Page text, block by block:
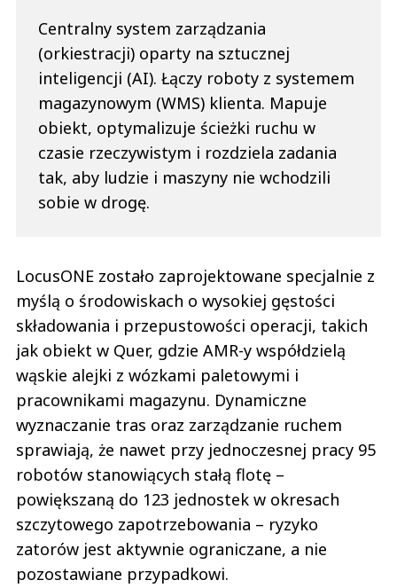
Centralny system zarządzania
(orkiestracji) oparty na sztucznej
inteligencji (AI). Łączy roboty z systemem
magazynowym (WMS) klienta. Mapuje
obiekt, optymalizuje ścieżki ruchu w
czasie rzeczywistym i rozdziela zadania
tak, aby ludzie i maszyny nie wchodzili
sobie w drogę.
LocusONE zostało zaprojektowane specjalnie z
myślą o środowiskach o wysokiej gęstości
składowania i przepustowości operacji, takich
jak obiekt w Quer, gdzie AMR-y współdzielą
wąskie alejki z wózkami paletowymi i
pracownikami magazynu. Dynamiczne
wyznaczanie tras oraz zarządzanie ruchem
sprawiają, że nawet przy jednoczesnej pracy 95
robotów stanowiących stałą flotę –
powiększaną do 123 jednostek w okresach
szczytowego zapotrzebowania – ryzyko
zatorów jest aktywnie ograniczane, a nie
pozostawiane przypadkowi.